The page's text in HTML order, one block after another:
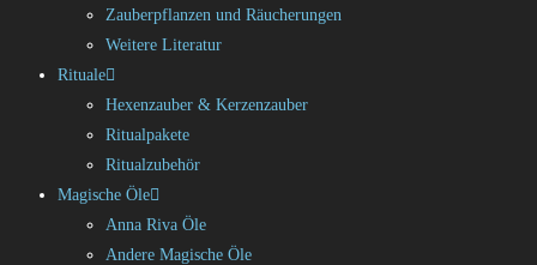
Zauberpflanzen und Räucherungen
Weitere Literatur
Rituale
Hexenzauber & Kerzenzauber
Ritualpakete
Ritualzubehör
Magische Öle
Anna Riva Öle
Andere Magische Öle